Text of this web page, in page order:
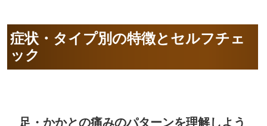
症状・タイプ別の特徴とセルフチェ
ック
足・かかとの痛みのパターンを理解しよう